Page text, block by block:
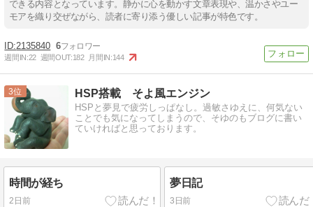
できる内容となっています。静かに心を動かす文章表現や、温かさやユー
モアを織り交ぜながら、読者に寄り添う優しい記事が特色です。
2135840 6
週間IN:22 週間OUT:182 月間IN:144
3 HSP搭載 そよ風エンジン
HSPと夢見で疲労しっぱなし。過敏さゆえに、何気ない
ことでも気になってしまうので、そゆのもブログに書い
ていければと思っております。
時間が経ち
2日前
夢日記
3日前